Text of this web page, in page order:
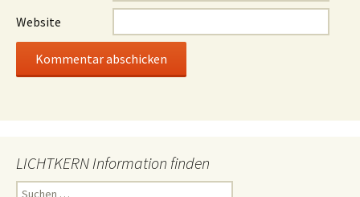
Website
LICHTKERN Information finden
Suchen